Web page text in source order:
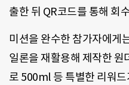
출한 뒤 QR코드를 통해 회
미션을 완수한 참가자에게
일론을 재활용해 제작한 원
로 500ml 등 특별한 리워드